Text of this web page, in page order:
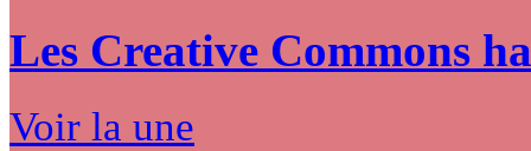
Les Creative Commons
Voir la une